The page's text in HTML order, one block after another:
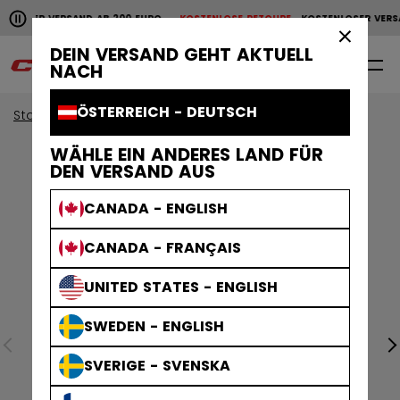
DEIN VERSAND GEHT AKTUELL
NACH
ÖSTERREICH - DEUTSCH
WÄHLE EIN ANDERES LAND FÜR
DEN VERSAND AUS
CANADA - ENGLISH
CANADA - FRANÇAIS
UNITED STATES - ENGLISH
SWEDEN - ENGLISH
SVERIGE - SVENSKA
Horizontale Bildlaufanimation anhalten.
VERSAND AB 200 EUROKOSTENLOSE RETOURE KOSTENLOSER
KOSTENLOSER VERSAND AB 200 EURO KOSTENLOSE
0
Start Bekleidung Collections